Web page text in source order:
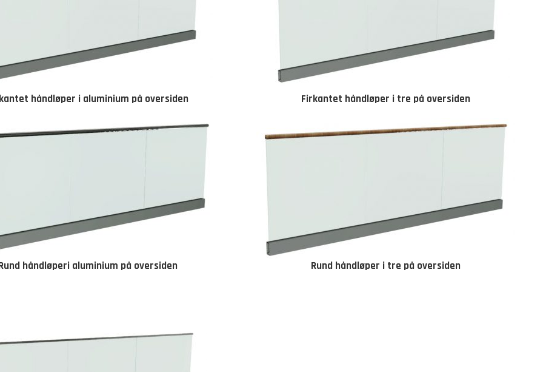
håndløper i aluminium på oversiden Firkantet håndløper i tre på oversiden
håndløperi aluminium på oversiden Rund håndløper i tre på oversiden